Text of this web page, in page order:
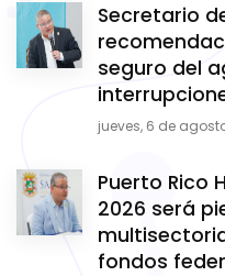
Secretario
seguro del
jueves, 6 de
Puerto Rico
2026 será
fondos